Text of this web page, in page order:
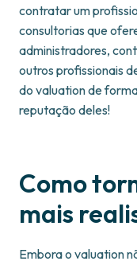
contratar um
consultorias que
administradores,
outros profissionais
do valuation de
reputação deles!
Como
mais
Embora o valuation